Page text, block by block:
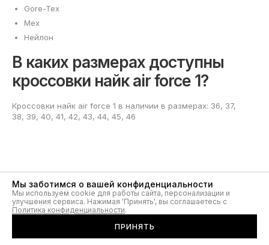
Gore-Tex
Мех
Нейлон
В каких размерах доступны
кроссовки найк air force 1?
Кроссовки найк air force 1 в наличии в размерах: 36, 37,
38, 39, 40, 41, 42, 43, 44, 45, 46
Легендарные кроссовки Air
Force 1 от Nike
Мы заботимся о вашей конфиденциальности
Мы используем cookie для работы сайта, персонализации и
улучшения сервиса. Нажимая 'Принять', вы соглашаетесь с
Политика конфиденциальности.
ПРИНЯТЬ